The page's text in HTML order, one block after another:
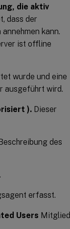
die aktiv
dass der
kann.
ist offline
wurde und eine
ausgeführt wird.
). Dieser
des
erfasst.
Users Mitglied